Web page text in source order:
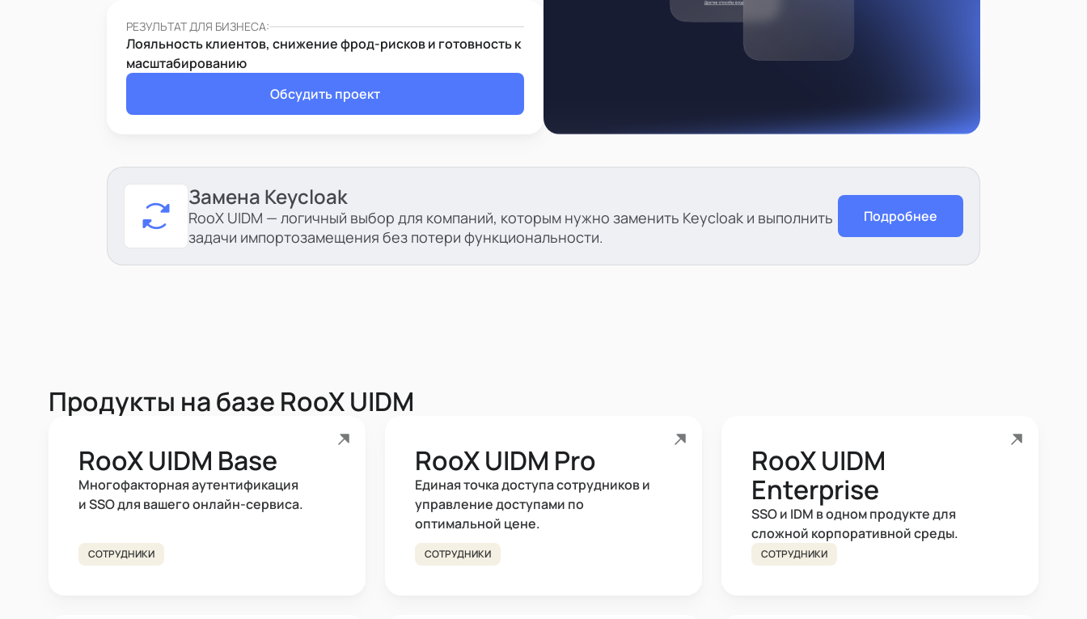
РЕЗУЛЬТАТ ДЛЯ БИЗНЕСА:
Лояльность клиентов, снижение фрод-рисков и готовность к
масштабированию
Обсудить проект
Замена Keycloak
RooX UIDM — логичный выбор для компаний, которым нужно заменить Keycloak и выполнить
задачи импортозамещения без потери функциональности.
Подробнее
Продукты на базе RooX UIDM
RooX UIDM Base
Многофакторная аутентификация
и SSO для вашего онлайн-сервиса.
СОТРУДНИКИ
RooX UIDM Pro
Единая точка доступа сотрудников и
управление доступами по
оптимальной цене.
СОТРУДНИКИ
RooX UIDM
Enterprise
SSO и IDM в одном продукте для
сложной корпоративной среды.
СОТРУДНИКИ